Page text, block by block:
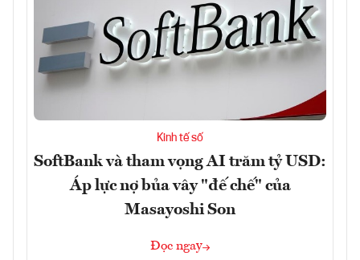
Kinh tế số
SoftBank và tham vọng AI trăm tỷ USD:
Áp lực nợ bủa vây "đế chế" của
Masayoshi Son
Đọc ngay